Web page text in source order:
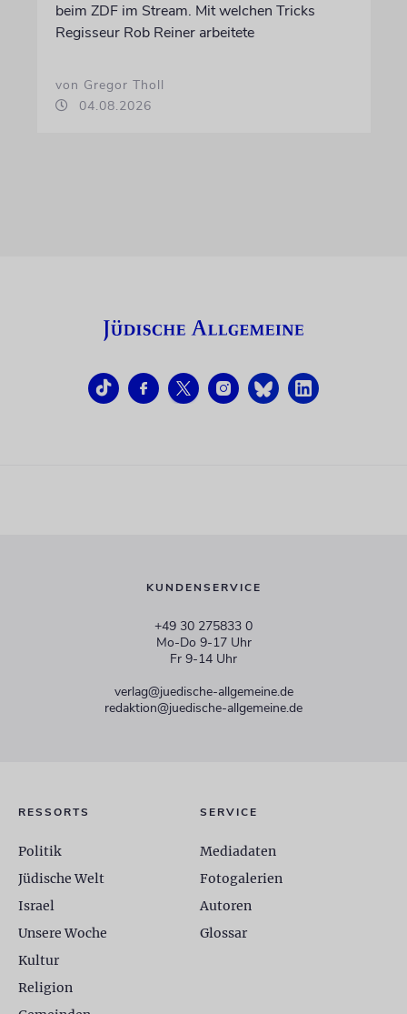
beim ZDF im Stream. Mit welchen Tricks
Regisseur Rob Reiner arbeitete
von Gregor Tholl
04.08.2026
KUNDENSERVICE
+49 30 275833 0
Mo-Do 9-17 Uhr
Fr 9-14 Uhr
verlag@juedische-allgemeine.de
redaktion@juedische-allgemeine.de
RESSORTS
Politik
Jüdische Welt
Israel
Unsere Woche
Kultur
Religion
SERVICE
Mediadaten
Fotogalerien
Autoren
Glossar